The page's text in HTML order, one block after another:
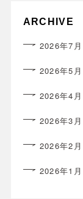
ARCHIVE
2026年7月
2026年5月
2026年4月
2026年3月
2026年2月
2026年1月